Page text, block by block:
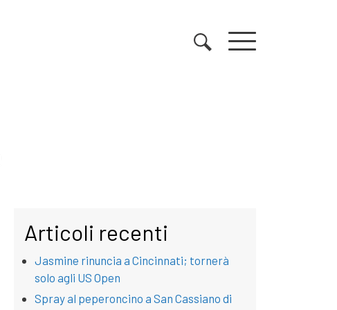
Articoli recenti
Jasmine rinuncia a Cincinnati; tornerà
solo agli US Open
Spray al peperoncino a San Cassiano di